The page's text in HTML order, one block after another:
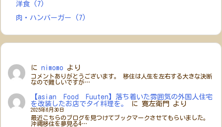
洋食
(7)
肉・ハンバーガー
(7)
に nimomo より
コメントありがとうございます。 移住は人生を左右する大きな決断
なので難しいですが…
【asian Food Fuuten】落ち着いた雰囲気の外国人住宅
を改装したお店でタイ料理を。
に 寛左衛門 より
2025年6月30日
最近こちらのブログを見つけてブックマークさせてもらいました。
沖縄移住を夢見る4…